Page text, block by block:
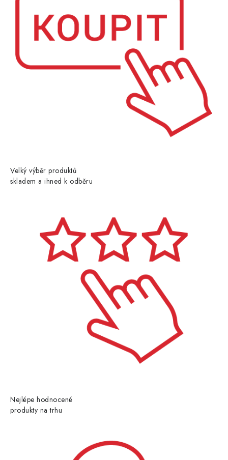
Velký výběr produktů
skladem a ihned k odběru
Nejlépe hodnocené
produkty na trhu